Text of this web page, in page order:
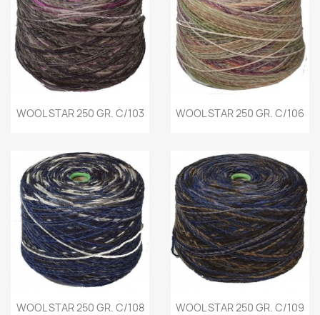
WOOL STAR 250 GR. C/103 WOOL STAR 250 GR. C/106
WOOL STAR 250 GR. C/108 WOOL STAR 250 GR. C/109